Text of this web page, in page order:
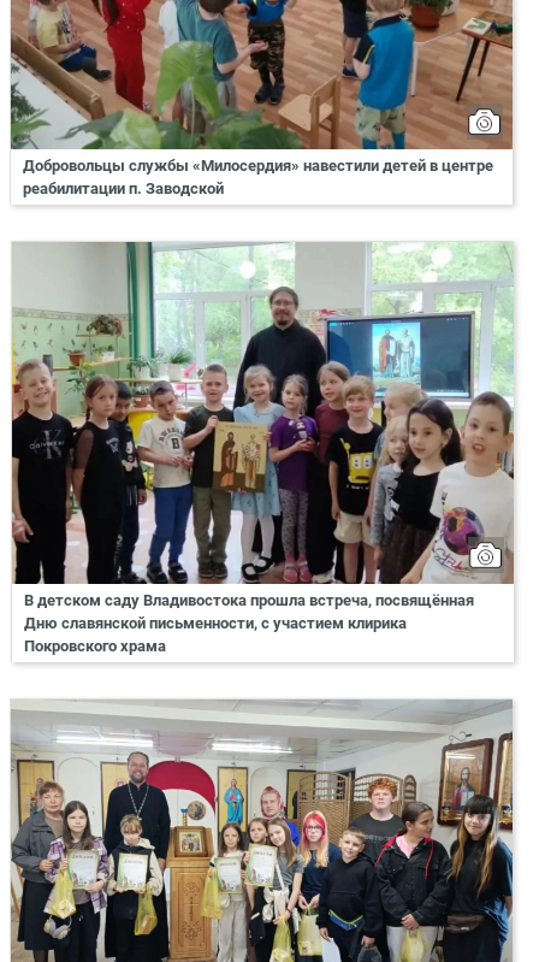
Добровольцы службы «Милосердия» навестили детей в центре
реабилитации п. Заводской
В детском саду Владивостока прошла встреча, посвящённая
Дню славянской письменности, с участием клирика
Покровского храма